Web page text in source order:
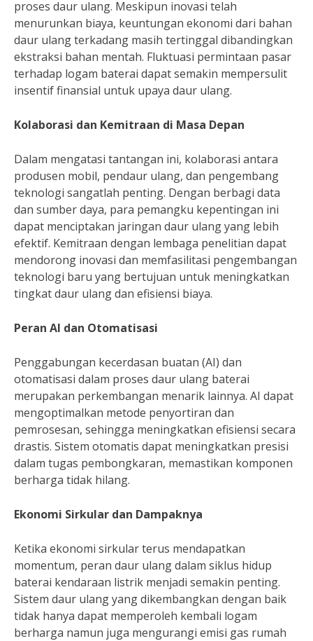
proses daur ulang. Meskipun inovasi telah
menurunkan biaya, keuntungan ekonomi dari bahan
daur ulang terkadang masih tertinggal dibandingkan
ekstraksi bahan mentah. Fluktuasi permintaan pasar
terhadap logam baterai dapat semakin mempersulit
insentif finansial untuk upaya daur ulang.
Kolaborasi dan Kemitraan di Masa Depan
Dalam mengatasi tantangan ini, kolaborasi antara
produsen mobil, pendaur ulang, dan pengembang
teknologi sangatlah penting. Dengan berbagi data
dan sumber daya, para pemangku kepentingan ini
dapat menciptakan jaringan daur ulang yang lebih
efektif. Kemitraan dengan lembaga penelitian dapat
mendorong inovasi dan memfasilitasi pengembangan
teknologi baru yang bertujuan untuk meningkatkan
tingkat daur ulang dan efisiensi biaya.
Peran AI dan Otomatisasi
Penggabungan kecerdasan buatan (AI) dan
otomatisasi dalam proses daur ulang baterai
merupakan perkembangan menarik lainnya. AI dapat
mengoptimalkan metode penyortiran dan
pemrosesan, sehingga meningkatkan efisiensi secara
drastis. Sistem otomatis dapat meningkatkan presisi
dalam tugas pembongkaran, memastikan komponen
berharga tidak hilang.
Ekonomi Sirkular dan Dampaknya
Ketika ekonomi sirkular terus mendapatkan
momentum, peran daur ulang dalam siklus hidup
baterai kendaraan listrik menjadi semakin penting.
Sistem daur ulang yang dikembangkan dengan baik
tidak hanya dapat memperoleh kembali logam
berharga namun juga mengurangi emisi gas rumah